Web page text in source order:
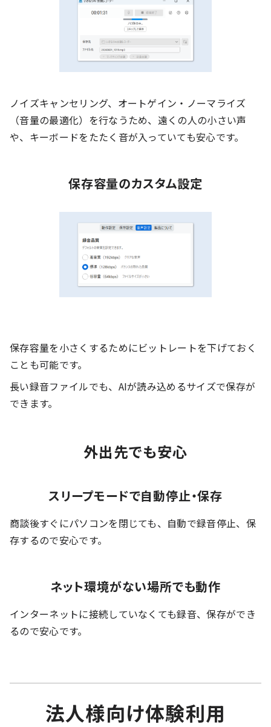
ノイズキャンセリング、オートゲイン・ノーマライズ
（音量の最適化）を行なうため、遠くの人の小さい声
や、キーボードをたたく音が入っていても安心です。
保存容量のカスタム設定
保存容量を小さくするためにビットレートを下げておく
ことも可能です。
長い録音ファイルでも、AIが読み込めるサイズで保存が
できます。
外出先でも安心
スリープモードで自動停止・保存
商談後すぐにパソコンを閉じても、自動で録音停止、保
存するので安心です。
ネット環境がない場所でも動作
インターネットに接続していなくても録音、保存ができ
るので安心です。
法人様向け体験利用